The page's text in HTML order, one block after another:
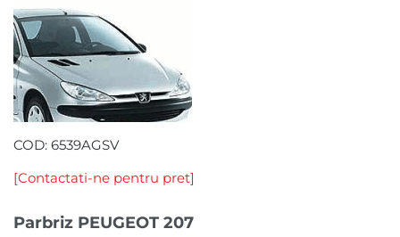
COD: 6539AGSV
[Contactati-ne pentru pret]
Parbriz PEUGEOT 207